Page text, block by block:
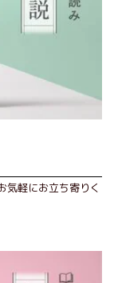
気軽にお立ち寄りく